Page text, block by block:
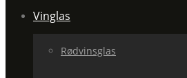
Vinglas
Rødvinsglas